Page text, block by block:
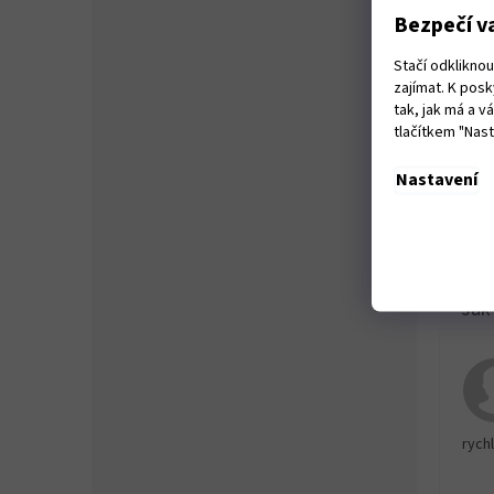
Bezpečí
Stačí
zajímat. K
tak, jak má a
tlačítkem
Nastavení
Krytí